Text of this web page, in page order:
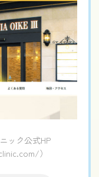
ック公式HP
）